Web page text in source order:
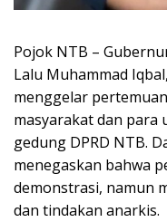
Pojok NTB –
Lalu Muhammad
menggelar
masyarakat dan para
gedung DPRD NTB.
menegaskan bahwa
demonstrasi, namun
dan tindakan anarkis.